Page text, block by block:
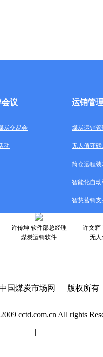
议 运销管
炭交易会 煤炭运销
动 无人值守
筒仓远程
智能化自
智慧营销
许传坤 软件部总经理
煤炭运销软件
许文辉
无
国煤炭市场网 版权所
cctd.com.cn All rights
|